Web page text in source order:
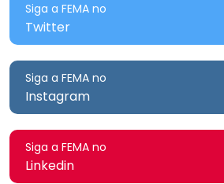
Siga a FEMA no
Twitter
Siga a FEMA no
Instagram
Siga a FEMA no
Linkedin